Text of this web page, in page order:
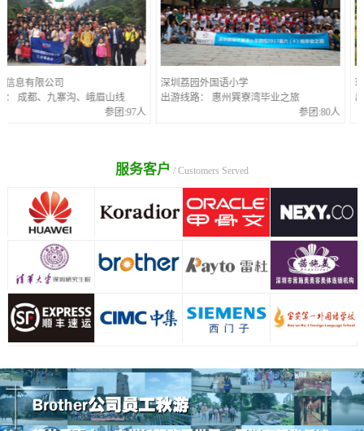
限公司
都、九寨沟、峨眉山线
参团:97人
深圳荔园外国语小学
出游线路： 惠州巽寮湾毕业之旅
参团:80人
玖富
出游
服务客户 / Customers Served